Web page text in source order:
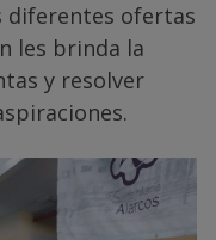
diferentes ofertas
les brinda la
y resolver